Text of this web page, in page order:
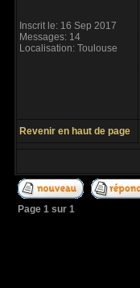
Inscrit le: 16 Sep 2017
Messages: 14
Localisation: Toulouse
Revenir en haut de page
Page 1 sur 1